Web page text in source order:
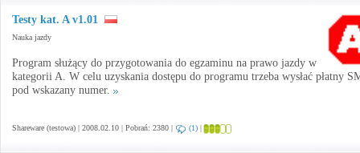
Testy kat. A v1.01
Nauka jazdy
Program służący do przygotowania do egzaminu na prawo jazdy w
kategorii A. W celu uzyskania dostępu do programu trzeba wysłać płatny
pod wskazany numer.
Shareware (testowa) | 2008.02.10 | Pobrań: 2380 | (1) |